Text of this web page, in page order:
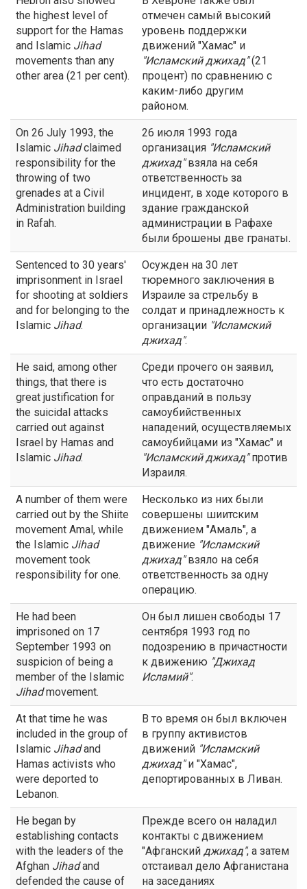
the highest level of
support for the Hamas
and Islamic Jihad
movements than any
other area (21 per cent).
отмечен самый высокий
уровень поддержки
движений "Хамас" и
"Исламскийджихад"(21
процент) по сравнению с
каким-либо другим
районом.
On 26 July 1993, the
Islamic Jihadclaimed
responsibility for the
throwing of two
grenades at a Civil
Administration building
in Rafah.
26 июля 1993 года
организация "Исламский
джихад"взяла на себя
ответственность за
инцидент, в ходе которого в
здание гражданской
администрации в Рафахе
были брошены две гранаты.
Sentenced to 30 years'
imprisonment in Israel
for shooting at soldiers
and for belonging to the
Islamic Jihad.
Осужден на 30 лет
тюремного заключения в
Израиле за стрельбу в
солдат и принадлежность к
организации "Исламский
джихад".
He said, among other
things, that there is
great justification for
the suicidal attacks
carried out against
Israel by Hamas and
Islamic Jihad.
Среди прочего он заявил,
что есть достаточно
оправданий в пользу
самоубийственных
нападений, осуществляемых
самоубийцами из "Хамас" и
"Исламскийджихад"против
Израиля.
A number of them were
carried out by the Shiite
movement Amal, while
the Islamic Jihad
movement took
responsibility for one.
Несколько из них были
совершены шиитским
движением "Амаль", а
движение "Исламский
джихад"взяло на себя
ответственность за одну
операцию.
He had been
imprisoned on 17
September 1993 on
suspicion of being a
member of the Islamic
Jihadmovement.
Он был лишен свободы 17
сентября 1993 год по
подозрению в причастности
к движению "Джихад
Исламий".
At that time he was
included in the group of
Islamic Jihadand
Hamas activists who
were deported to
Lebanon.
В то время он был включен
в группу активистов
движений "Исламский
джихад"и "Хамас",
депортированных в Ливан.
He began by
establishing contacts
with the leaders of the
Afghan Jihadand
defended the cause of
Прежде всего он наладил
контакты с движением
"Афганский джихад", а затем
отстаивал дело Афганистана
на заседаниях